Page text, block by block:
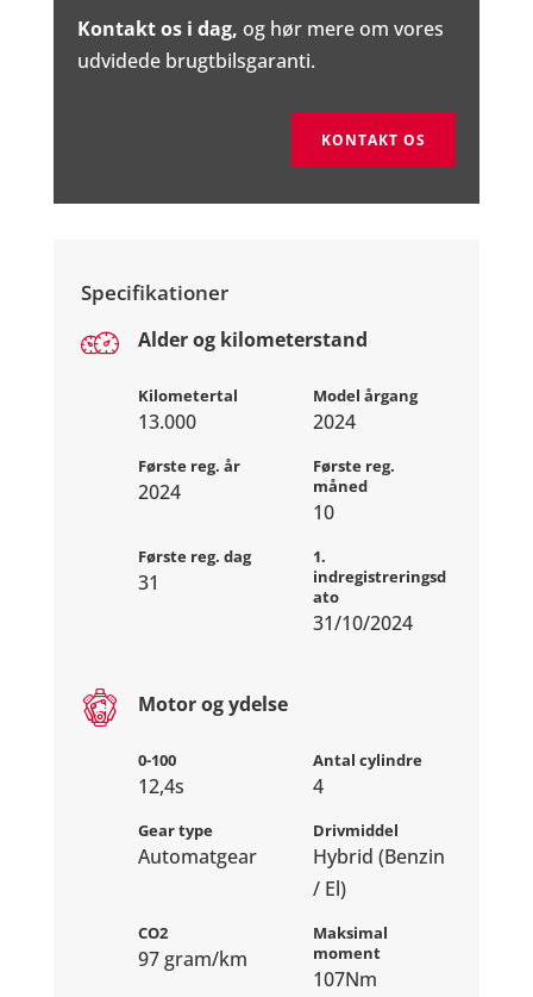
Kontakt os i dag, og hør mere om vores
udvidede brugtbilsgaranti.
KONTAKT OS
Specifikationer
Alder og kilometerstand
Kilometertal
13.000
Model årgang
2024
Første reg. år
2024
Første reg.
måned
10
Første reg. dag
31
1.
indregistreringsd
ato
31/10/2024
Motor og ydelse
0-100
12,4s
Antal cylindre
4
Gear type
Automatgear
Drivmiddel
Hybrid (Benzin
/ El)
CO2
97 gram/km
Maksimal
moment
107Nm